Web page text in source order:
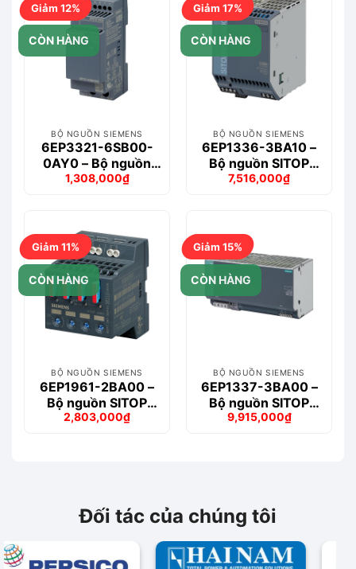
Giảm 12%
CÒN HÀNG
BỘ NGUỒN SIEMENS
6EP3321-6SB00-
0AY0 – Bộ nguồn
LOGO!POWER 12
Giá
1,308,000₫
Giá
Giảm 17%
CÒN HÀNG
BỘ NGUỒN SIEMENS
6EP1336-3BA10 –
Bộ nguồn SITOP
PSU8200 20 A
Giá
7,516,000₫
Giá
Giảm 11%
CÒN HÀNG
BỘ NGUỒN SIEMENS
6EP1961-2BA00 –
Bộ nguồn SITOP
select Diagnostics
Giá
2,803,000₫
Giá
Giảm 15%
CÒN HÀNG
BỘ NGUỒN SIEMENS
6EP1337-3BA00 –
Bộ nguồn SITOP
PSU100M 40 A
Giá
9,915,000₫
Giá
Đối tác của chúng tôi